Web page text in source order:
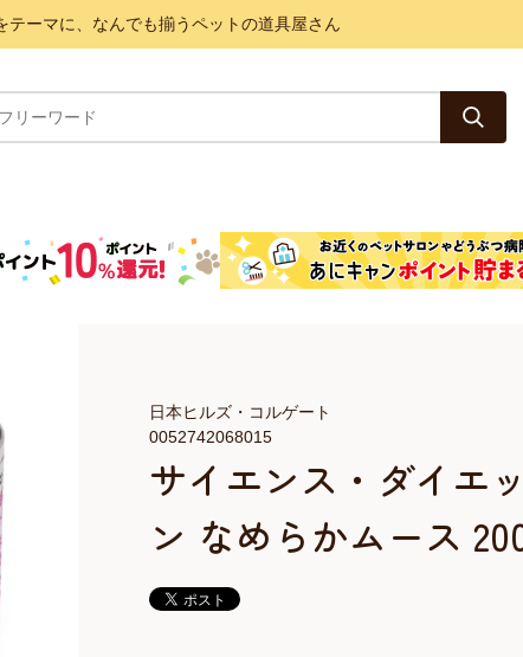
ーマに、なんでも揃うペットの道具屋さん
サイエンス・ダイエ
ン なめらかムース
0052742068015
日本ヒルズ・コルゲート